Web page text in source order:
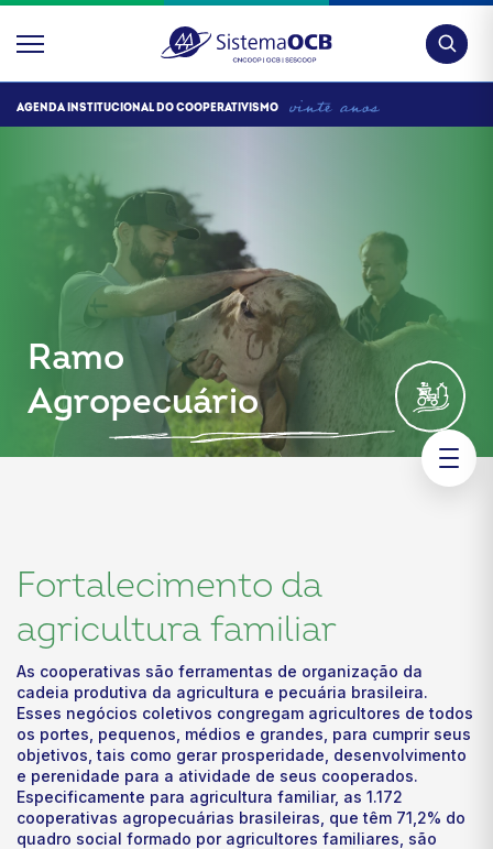
AGENDA INSTITUCIONAL DO COOPERATIVISMO
Ramo
Agropecuário
Fortalecimento da
agricultura familiar
As cooperativas são ferramentas de organização da
cadeia produtiva da agricultura e pecuária brasileira.
Esses negócios coletivos congregam agricultores de todos
os portes, pequenos, médios e grandes, para cumprir seus
objetivos, tais como gerar prosperidade, desenvolvimento
e perenidade para a atividade de seus cooperados.
Especificamente para agricultura familiar, as 1.172
cooperativas agropecuárias brasileiras, que têm 71,2% do
quadro social formado por agricultores familiares, são